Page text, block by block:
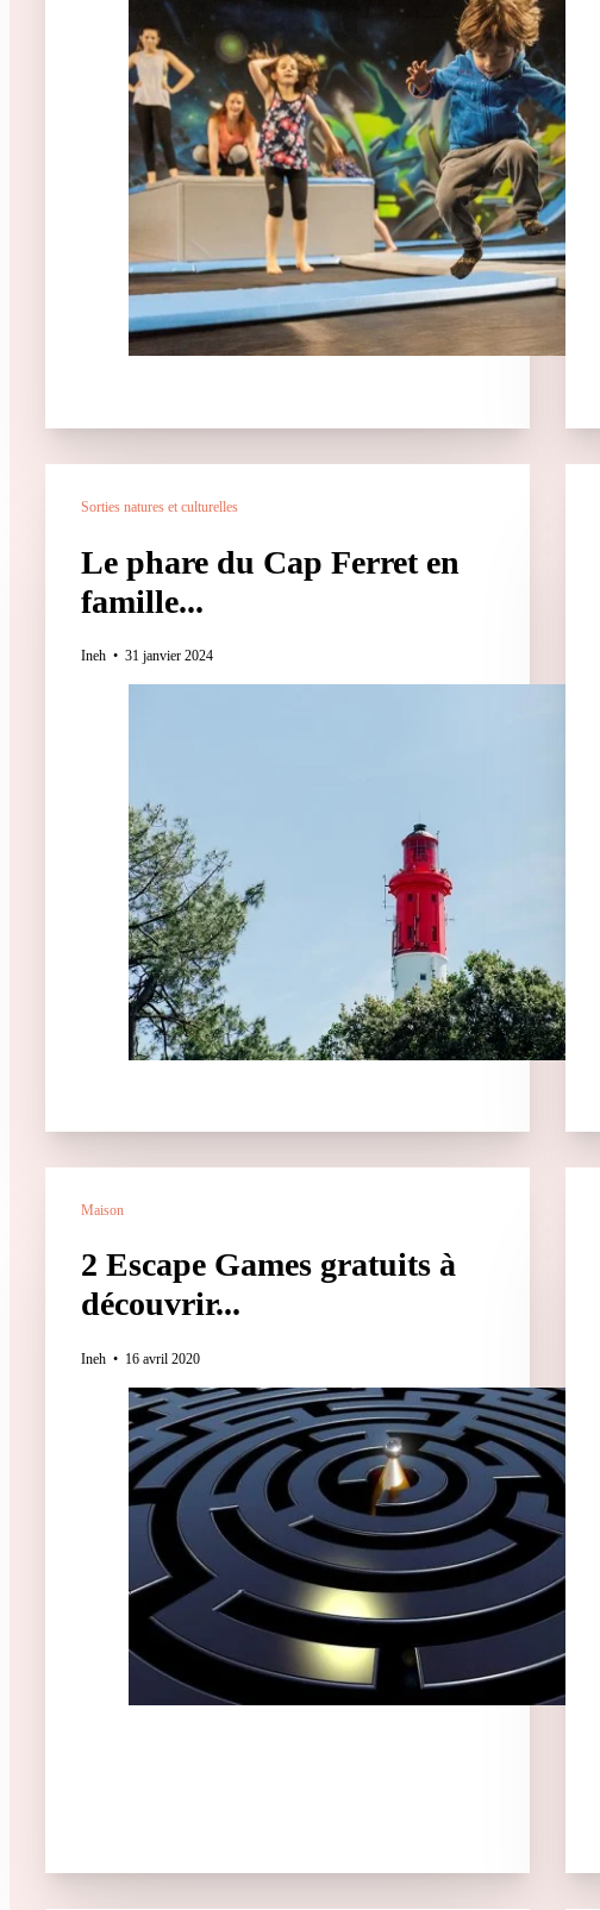
Sorties natures et culturelles
Le phare du Cap Ferret en
famille...
Ineh 31 janvier 2024
Maison
2 Escape Games gratuits à
découvrir...
Ineh 16 avril 2020